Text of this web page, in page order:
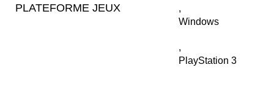
PLATEFORME JEUX
,
Windows
,
PlayStation 3